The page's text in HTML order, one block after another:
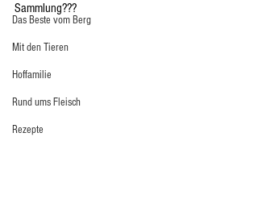
Das Beste vom Berg
Mit den Tieren
Hoffamilie
Rund ums Fleisch
Rezepte
Sammlung???